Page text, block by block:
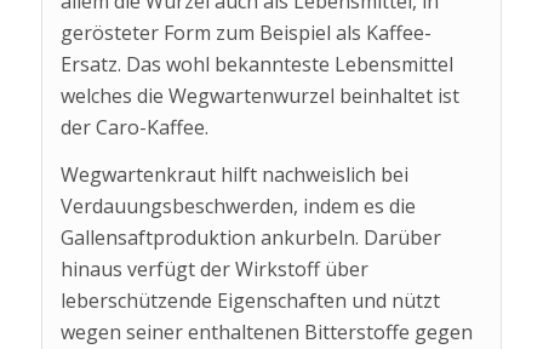
gerösteter Form zum Beispiel als Kaffee-
Ersatz. Das wohl bekannteste Lebensmittel
welches die Wegwartenwurzel beinhaltet ist
der Caro-Kaffee.
Wegwartenkraut hilft nachweislich bei
Verdauungsbeschwerden, indem es die
Gallensaftproduktion ankurbeln. Darüber
hinaus verfügt der Wirkstoff über
leberschützende Eigenschaften und nützt
wegen seiner enthaltenen Bitterstoffe gegen